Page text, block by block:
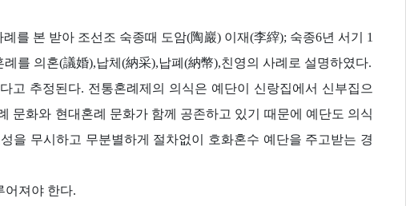
를 본 받아 조선조 숙종때 도암(陶巖) 이재(李縡); 숙종6년 서기 1
를 의혼(議婚),납체(納采),납폐(納幣),친영의 사례로 설명하였다.
고 추정된다. 전통혼례제의 의식은 예단이 신랑집에서 신부집으
문화와 현대혼례 문화가 함께 공존하고 있기 때문에 예단도 의식
을 무시하고 무분별하게 절차없이 호화혼수 예단을 주고받는 경
어져야 한다.